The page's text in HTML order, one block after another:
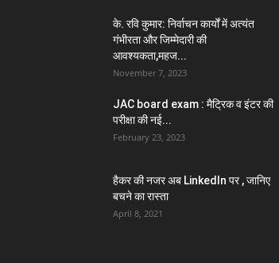
के. रवि कुमार: निर्वाचन कार्यों में अत्यंत
गंभीरता और जिम्मेदारी की
आवश्यकता,महज...
November 7, 2023
JAC board exam : मैट्रिक व इंटर की
परीक्षा की नई...
February 23, 2023
हैकर की नजर अब LinkedIn पर , जानिए
बचने का रास्ता
April 8, 2021